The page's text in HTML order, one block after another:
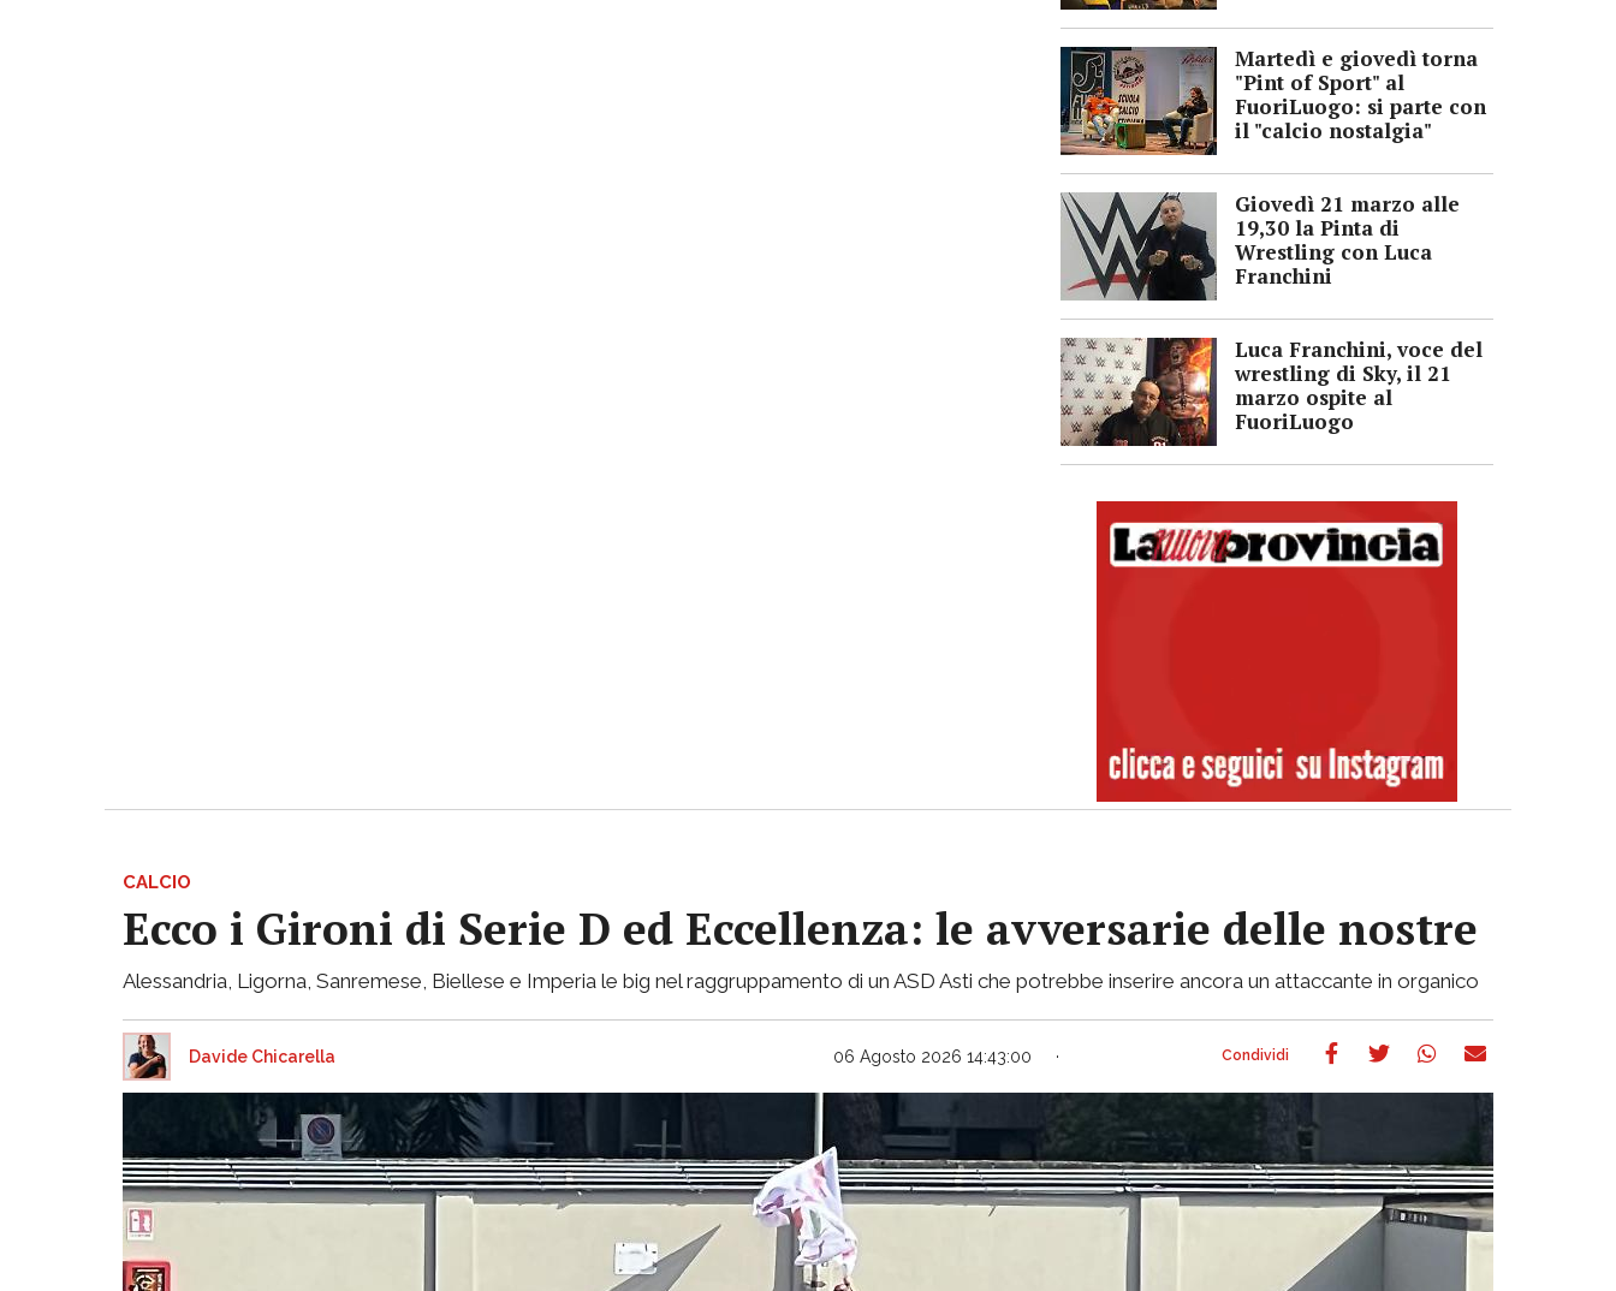
Martedì e giovedì torna
"Pint of Sport" al
FuoriLuogo: si parte con
il "calcio nostalgia"
Giovedì 21 marzo alle
19,30 la Pinta di
Wrestling con Luca
Franchini
Luca Franchini, voce del
wrestling di Sky, il 21
marzo ospite al
FuoriLuogo
CALCIO
Ecco i Gironi di Serie D ed Eccellenza: le avversarie delle nostre
Alessandria, Ligorna, Sanremese, Biellese e Imperia le big nel raggruppamento di un ASD Asti che potrebbe inserire ancora un attaccante in organico
Davide Chicarella 06 Agosto 2026 14:43:00